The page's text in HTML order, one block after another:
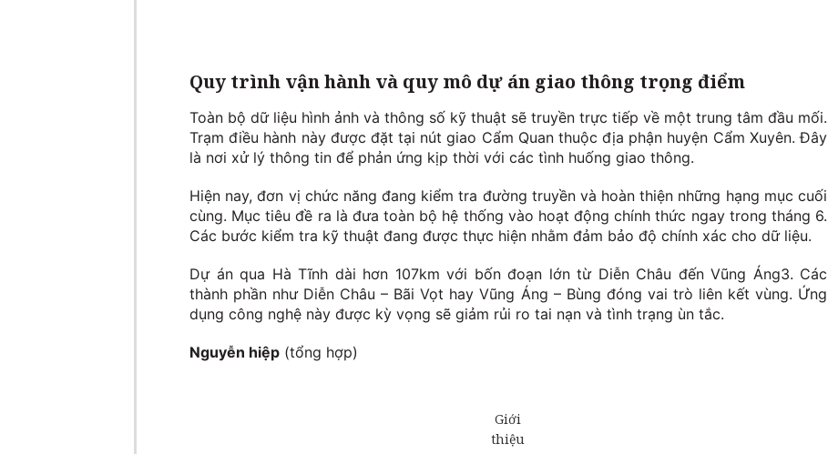
Quy trình vận hành và quy mô dự án giao thông trọng điểm
Toàn bộ dữ liệu hình ảnh và thông số kỹ thuật sẽ truyền trực tiếp về một trung tâm đầu mối.
Trạm điều hành này được đặt tại nút giao Cẩm Quan thuộc địa phận huyện Cẩm Xuyên. Đây
là nơi xử lý thông tin để phản ứng kịp thời với các tình huống giao thông.
Hiện nay, đơn vị chức năng đang kiểm tra đường truyền và hoàn thiện những hạng mục cuối
cùng. Mục tiêu đề ra là đưa toàn bộ hệ thống vào hoạt động chính thức ngay trong tháng 6.
Các bước kiểm tra kỹ thuật đang được thực hiện nhằm đảm bảo độ chính xác cho dữ liệu.
Dự án qua Hà Tĩnh dài hơn 107km với bốn đoạn lớn từ Diễn Châu đến Vũng Áng3. Các
thành phần như Diễn Châu – Bãi Vọt hay Vũng Áng – Bùng đóng vai trò liên kết vùng. Ứng
dụng công nghệ này được kỳ vọng sẽ giảm rủi ro tai nạn và tình trạng ùn tắc.
Nguyễn hiệp (tổng hợp)